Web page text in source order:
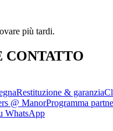
più tardi.
CONTATTO
Restituzione & garanzia
@ ManorProgramma
WhatsApp